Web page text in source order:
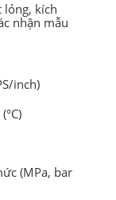
lỏng, kích
nhận mẫu
inch)
(MPa, bar